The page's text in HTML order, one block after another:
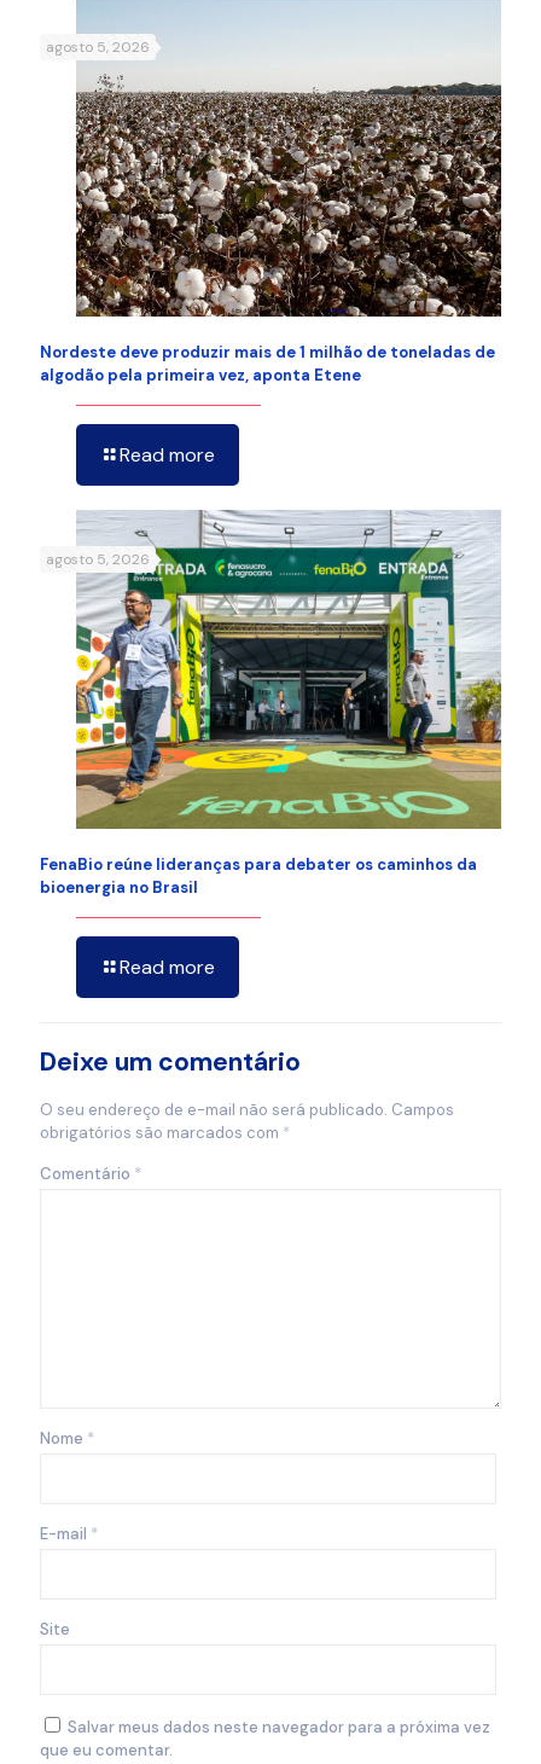
agosto 5, 2026
Nordeste deve produzir mais de 1 milhão de toneladas de
algodão pela primeira vez, aponta Etene
Read more
agosto 5, 2026
FenaBio reúne lideranças para debater os caminhos da
bioenergia no Brasil
Read more
Deixe um comentário
O seu endereço de e-mail não será publicado. Campos
obrigatórios são marcados com *
Comentário *
Nome *
E-mail *
Site
Salvar meus dados neste navegador para a próxima vez
que eu comentar.